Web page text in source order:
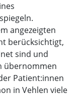
angezeigten
berücksichtigt,
sind und
übernommen
Patient:innen
in Vehlen viele